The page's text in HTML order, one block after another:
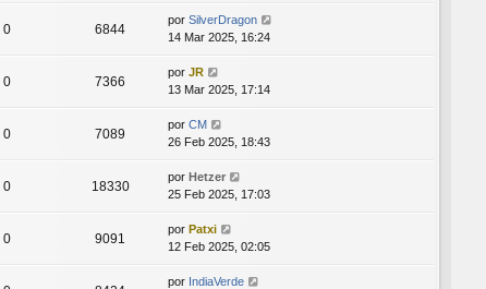
0 6844
por SilverDragon
14 Mar 2025, 16:24
0 7366
por JR
13 Mar 2025, 17:14
0 7089
por CM
26 Feb 2025, 18:43
0 18330
por Hetzer
25 Feb 2025, 17:03
0 9091
por Patxi
12 Feb 2025, 02:05
por IndiaVerde